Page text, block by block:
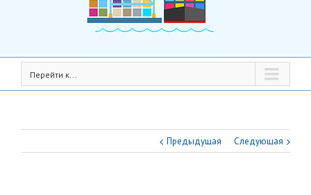
Перейти к...
Предыдущая Следующая